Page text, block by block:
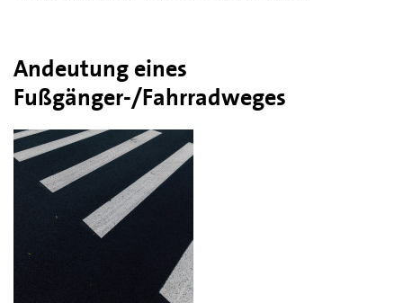
Andeutung eines
Fußgänger-/Fahrradweges